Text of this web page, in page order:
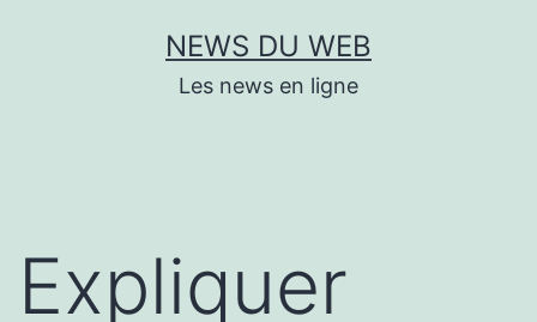
NEWS DU WEB
Les news en ligne
Expliquer